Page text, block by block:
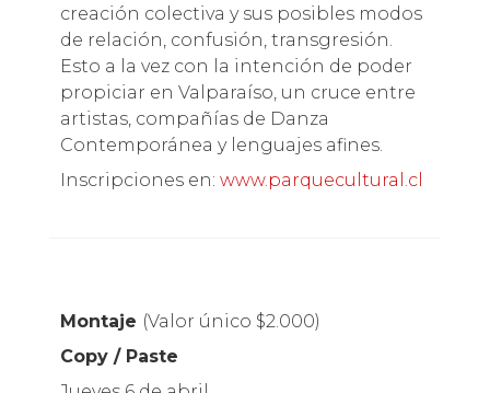
creación colectiva y sus posibles modos
de relación, confusión, transgresión.
Esto a la vez con la intención de poder
propiciar en Valparaíso, un cruce entre
artistas, compañías de Danza
Contemporánea y lenguajes afines.
Inscripciones en: www.parquecultural.cl
Montaje (Valor único $2.000)
Copy / Paste